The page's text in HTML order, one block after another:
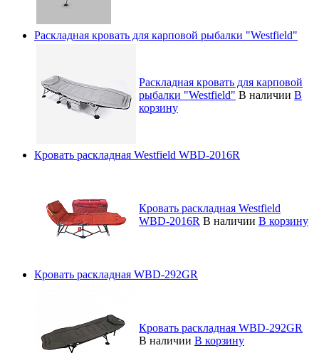
Раскладная кровать для карповой рыбалки "Westfield"
Раскладная кровать для карповой
рыбалки "Westfield" В наличии В
корзину
Кровать раскладная Westfield WBD-2016R
Кровать раскладная Westfield
WBD-2016R В наличии В корзину
Кровать раскладная WBD-292GR
Кровать раскладная WBD-292GR
В наличии В корзину